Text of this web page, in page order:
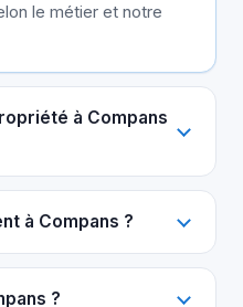
le métier et notre
à Compans
à Compans ?
?